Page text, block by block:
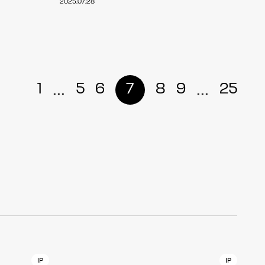
2025.07.28
1 ... 5 6 7 8 9 ... 25
IP IP